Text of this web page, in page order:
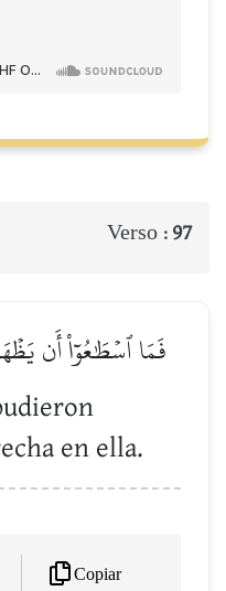
Verso : 97
فَمَا ٱسۡطَٰعُوٓاْ أَن
en ella.
Copiar